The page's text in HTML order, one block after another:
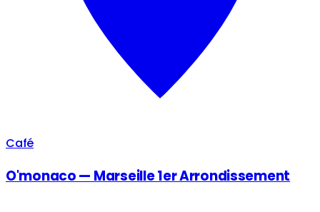
Café
O'monaco — Marseille 1er Arrondissement